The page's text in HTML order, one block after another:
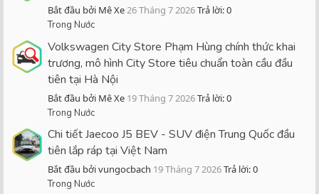
Bắt đầu bởi Mê Xe26 Tháng 7 2026Trả lời: 0
Trong Nước
Volkswagen City Store Phạm Hùng chính thức khai
trương, mô hình City Store tiêu chuẩn toàn cầu đầu
tiên tại Hà Nội
Bắt đầu bởi Mê Xe 19 Tháng 7 2026Trả lời: 0
Trong Nước
Chi tiết Jaecoo J5 BEV - SUV điện Trung Quốc đầu
tiên lắp ráp tại Việt Nam
Bắt đầu bởi vungocbach 19 Tháng 7 2026Trả lời: 0
Trong Nước